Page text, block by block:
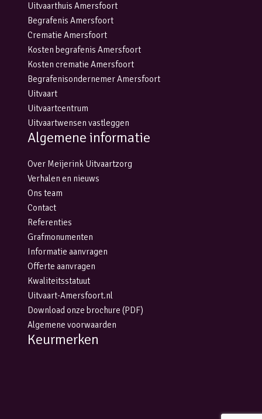
Uitvaarthuis Amersfoort
Begrafenis Amersfoort
Crematie Amersfoort
Kosten begrafenis Amersfoort
Kosten crematie Amersfoort
Begrafenisondernemer Amersfoort
Uitvaart
Uitvaartcentrum
Uitvaartwensen vastleggen
Algemene informatie
Over Meijerink Uitvaartzorg
Verhalen en nieuws
Ons team
Contact
Referenties
Grafmonumenten
Informatie aanvragen
Offerte aanvragen
Kwaliteitsstatuut
Uitvaart-Amersfoort.nl
Download onze brochure (PDF)
Algemene voorwaarden
Keurmerken